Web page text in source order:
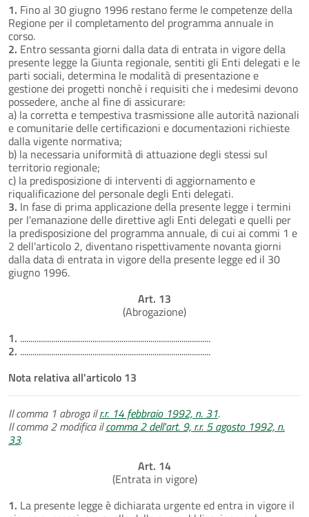
1. Fino al 30 giugno 1996 restano ferme le competenze della
Regione per il completamento del programma annuale in
corso.
2. Entro sessanta giorni dalla data di entrata in vigore della
presente legge la Giunta regionale, sentiti gli Enti delegati e le
parti sociali, determina le modalità di presentazione e
gestione dei progetti nonchè i requisiti che i medesimi devono
possedere, anche al fine di assicurare:
a) la corretta e tempestiva trasmissione alle autorità nazionali
e comunitarie delle certificazioni e documentazioni richieste
dalla vigente normativa;
b) la necessaria uniformità di attuazione degli stessi sul
territorio regionale;
c) la predisposizione di interventi di aggiornamento e
riqualificazione del personale degli Enti delegati.
3. In fase di prima applicazione della presente legge i termini
per l'emanazione delle direttive agli Enti delegati e quelli per
la predisposizione del programma annuale, di cui ai commi 1 e
2 dell'articolo 2, diventano rispettivamente novanta giorni
dalla data di entrata in vigore della presente legge ed il 30
giugno 1996.
Art. 13
(Abrogazione)
1. ............................................................................................
2. ............................................................................................
Nota relativa all'articolo 13
Il comma 1 abroga ilr.r. 14 febbraio 1992, n. 31.
Il comma 2 modifica ilcomma 2 dell'art. 9, r.r. 5 agosto 1992, n.
33.
Art. 14
(Entrata in vigore)
1. La presente legge è dichiarata urgente ed entra in vigore il